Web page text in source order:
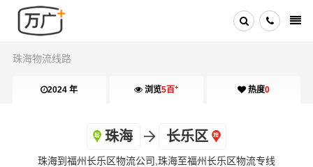
珠海物流线路
2024 年 浏览5百+ 热度0
珠海 长乐区
珠海到福州长乐区物流公司,珠海至福州长乐区物流专线